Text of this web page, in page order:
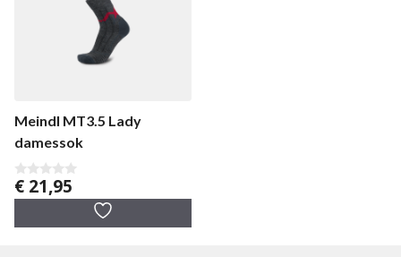
Meindl MT3.5 Lady
damessok
0
v
€ 21,95